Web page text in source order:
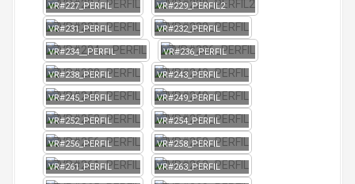
VR#227_PERFIL VR#229_PERFIL2
VR#231_PERFIL VR#232_PERFIL
VR#234__PERFIL VR#236_PERFIL
VR#238_PERFIL VR#243_PERFIL
VR#245_PERFIL VR#249_PERFIL
VR#252_PERFIL VR#254_PERFIL
VR#256_PERFIL VR#258_PERFIL
VR#261_PERFIL VR#263_PERFIL